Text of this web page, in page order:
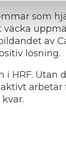
som
av
lösning.
HRF. Utan